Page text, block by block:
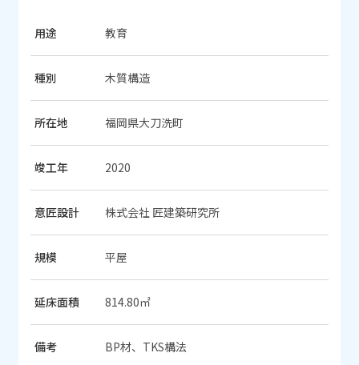
用途 教育
種別 木質構造
所在地 福岡県大刀洗町
竣工年 2020
意匠設計 株式会社 匠建築研究所
規模 平屋
延床面積 814.80㎡
備考 BP材、TKS構法